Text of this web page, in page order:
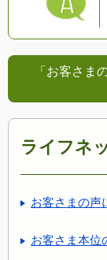
「お客さま
ライフネ
お客さまの声
お客さま本位